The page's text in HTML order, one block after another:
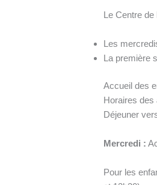
Le Centre
Les
La première
Accueil des
Horaires des
Déjeuner
Mercredi :
Pour les